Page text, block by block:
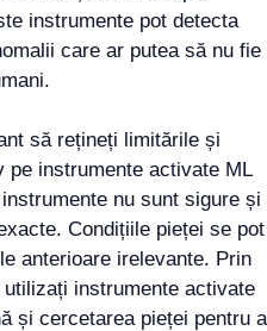
instrumente pot detecta
care ar putea să nu fie
să rețineți limitările și
instrumente activate ML
nu sunt sigure și
Condițiile pieței se pot
anterioare irelevante. Prin
instrumente activate
și cercetarea pieței pentru a